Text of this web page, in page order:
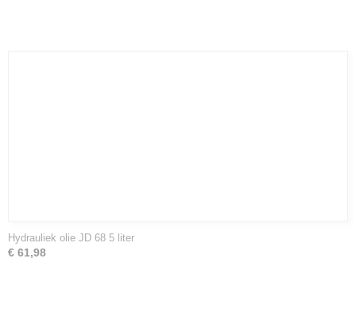
Hydrauliek olie JD 68 5 liter
€ 61,98